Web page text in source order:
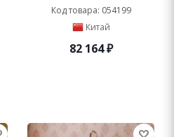
Код товара: 054199
Китай
82 164₽